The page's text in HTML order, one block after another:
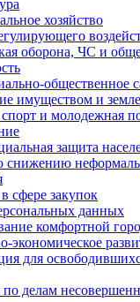
хозяйство
оборона, ЧС и
общественное
имуществом и
спорт и молодежная
защита
снижению
сфере закупок
данных
комфортной
экономическое
для
делам